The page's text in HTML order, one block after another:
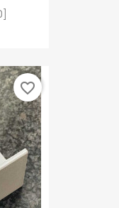
favorite_border